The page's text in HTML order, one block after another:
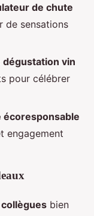
de chute
de sensations
dégustation vin
pour célébrer
écoresponsable
engagement
bien